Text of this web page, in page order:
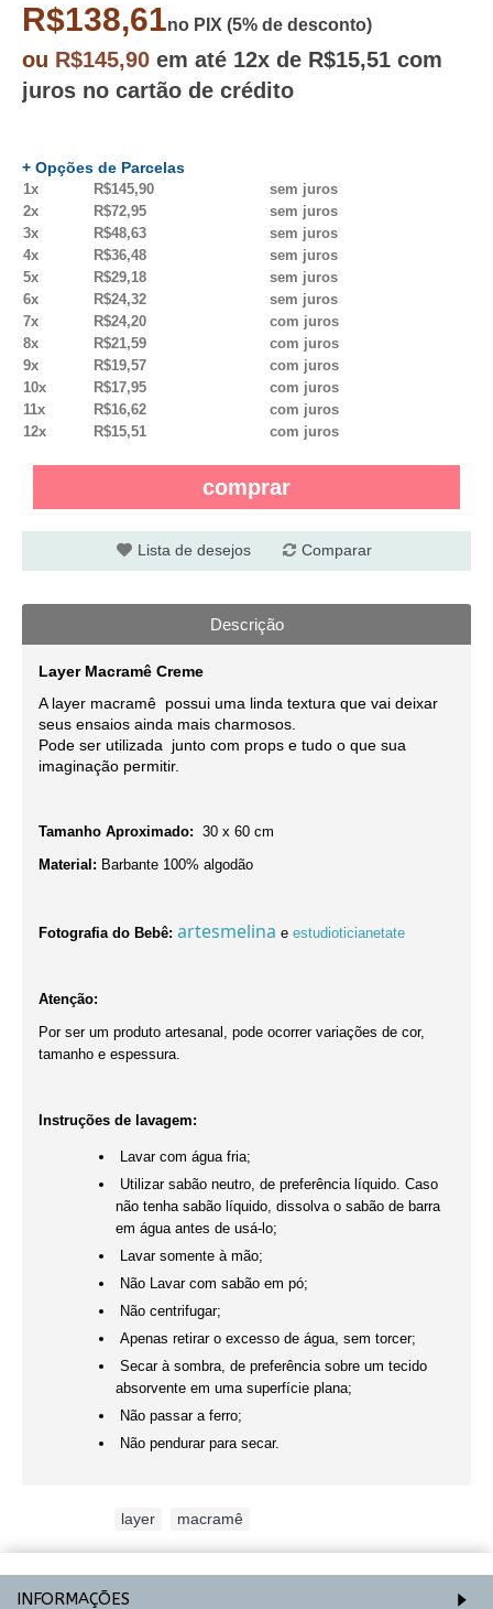
R$138,61no PIX (5% de desconto)
ou R$145,90 em até 12x de R$15,51 com
juros no cartão de crédito
+ Opções de Parcelas
1x R$145,90
sem juros
2x
R$72,95
sem juros
3x
R$48,63
sem juros
4x
R$36,48
sem juros
5x
R$29,18
sem juros
6x
R$24,32
sem juros
7x
R$24,20
com juros
8x
R$21,59
com juros
9x
R$19,57
com juros
10x
R$17,95
com juros
11x
R$16,62
com juros
12x
R$15,51 com juros
comprar
Lista de desejos Comparar
Descrição
Layer Macramê Creme
A layer macramê possui uma linda textura que vai deixar
seus ensaios ainda mais charmosos.
Pode ser utilizada junto com props e tudo o que sua
imaginação permitir.
Tamanho Aproximado: 30 x 60 cm
Material: Barbante 100% algodão
Fotografia do Bebê: artesmelina e estudioticianetate
Atenção:
Por ser um produto artesanal, pode ocorrer variações de cor,
tamanho e espessura.
Instruções de lavagem:
Lavar com água fria;
Utilizar sabão neutro, de preferência líquido. Caso
não tenha sabão líquido, dissolva o sabão de barra
em água antes de usá-lo;
Lavar somente à mão;
Não Lavar com sabão em pó;
Não centrifugar;
Apenas retirar o excesso de água, sem torcer;
Secar à sombra, de preferência sobre um tecido
absorvente em uma superfície plana;
Não passar a ferro;
Não pendurar para secar.
layer macramê
INFORMAÇÕES